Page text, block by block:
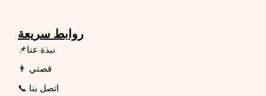
روابط سريعة
📌نبذة عنا
👨 قصتي
📞 اتصل بنا